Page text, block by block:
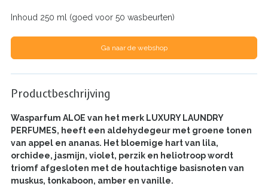
Inhoud 250 ml (goed voor 50 wasbeurten)
Ga naar de webshop
Productbeschrijving
Wasparfum ALOE van het merk LUXURY LAUNDRY
PERFUMES, heeft een aldehydegeur met groene tonen
van appel en ananas. Het bloemige hart van lila,
orchidee, jasmijn, violet, perzik en heliotroop wordt
triomf afgesloten met de houtachtige basisnoten van
muskus, tonkaboon, amber en vanille.